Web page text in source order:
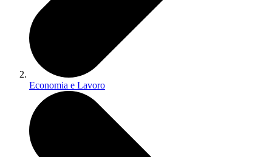
Economia e Lavoro